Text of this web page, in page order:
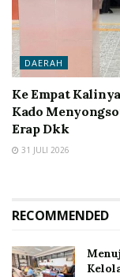
DAERAH
Ke Empat
Kado
Erap Dkk
31 JULI 2026
RECOMMENDED